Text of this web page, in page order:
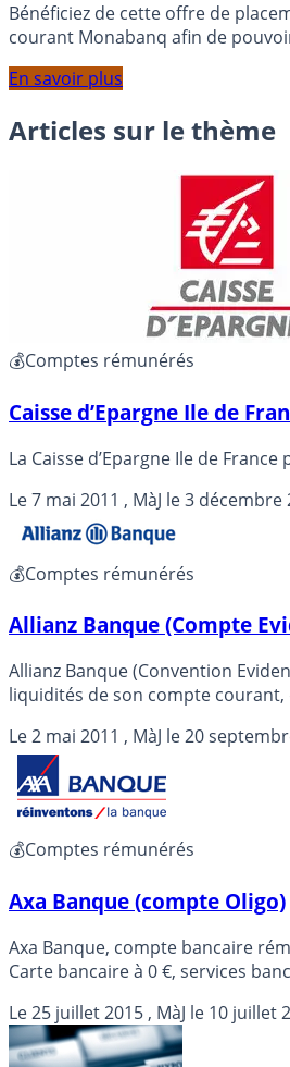
Bénéficiez de cette offre de
courant Monabanq afin de
En savoir plus
Articles sur le thème
💰Comptes rémunérés
Caisse d’Epargne Ile de
La Caisse d’Epargne Ile de
Le7 mai 2011 , MàJ le3 décembre
💰Comptes rémunérés
Allianz Banque (Compte
Allianz Banque (Convention Evidence ou Evidence à la carte) : Compte remunéré Allianz.
liquidités de son compte courant,
Le2 mai 2011 , MàJ le20
💰Comptes rémunérés
Axa Banque (compte Oligo)
Axa Banque, compte bancaire
Carte bancaire à 0 €, services
Le25 juillet 2015 , MàJ le 10 juillet